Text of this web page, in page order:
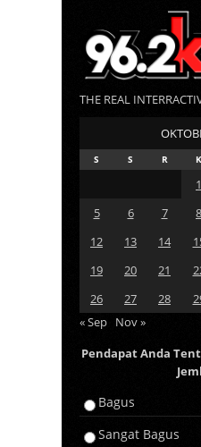
THE REAL
S S R K
1
5
6 7 8
12
13 14
19
20 21
26
27 28
« Sep Nov »
Pendapat Anda
Bagus
Sangat Bagus